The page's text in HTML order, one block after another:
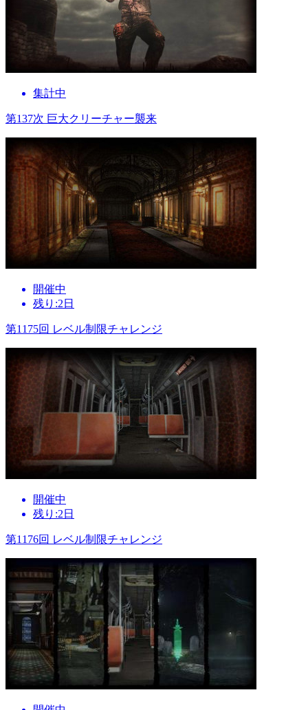
集計中
第137次 巨大クリーチャー襲来
開催中
残り:2日
第1175回 レベル制限チャレンジ
開催中
残り:2日
第1176回 レベル制限チャレンジ